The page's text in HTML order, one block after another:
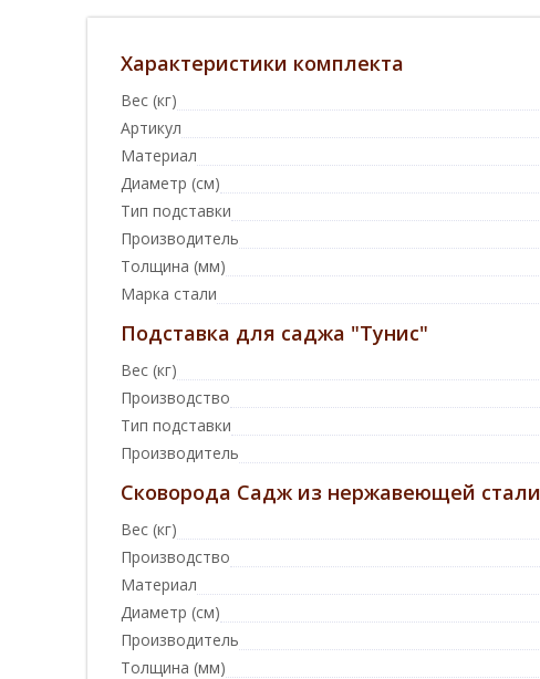
Характеристики комплекта
Вес (кг)
Артикул
Материал
Диаметр (см)
Тип подставки
Производитель
Толщина (мм)
Марка стали
Подставка для саджа "Тунис"
Вес (кг)
Производство
Тип подставки
Производитель
Сковорода Садж из нержавеющей
Вес (кг)
Производство
Материал
Диаметр (см)
Производитель
Толщина (мм)